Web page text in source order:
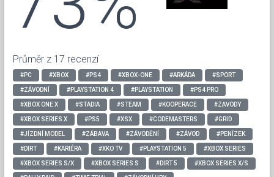
Průměr z 17 recenzí
#PC #XBOX #PS4 #XBOX-ONE #ARKÁDA #SPORT
#ZÁVODNÍ #PLAYSTATION 4 #PLAYSTATION #PS4 PRO
#XBOX ONE X #STADIA #STEAM #KOOPERACE #ZAVODY
#XBOX SERIES X #PS5 #XSX #CODEMASTERS #GRID
#JÍZDNÍ MODEL #ZÁBAVA #ZÁVODĚNÍ #ZÁVOD #PENÍZEK
#DIRT #KARIÉRA #XKO TV #PLAYSTATION 5 #XBOX SERIES
#XBOX SERIES S/X #XBOX SERIES S #DIRT 5 #XBOX SERIES X/S